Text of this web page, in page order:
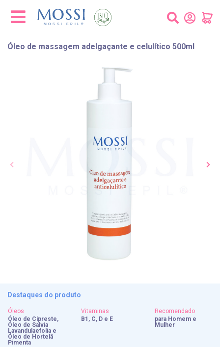
Óleo de massagem adelgaçante e celulítico 500ml
Destaques do produto
Óleos
Óleo de Cipreste,
Óleo de Salvia
Lavandulaefolia e
Óleo de Hortelâ
Pimenta
Vitaminas
B1, C, D e E
Recomendado
para Homem e
Mulher